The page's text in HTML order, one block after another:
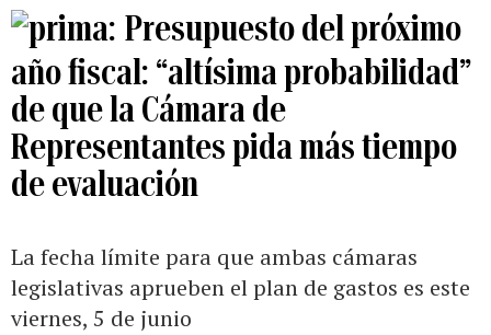
Presupuesto del próximo
año fiscal: “altísima probabilidad”
de que la Cámara de
Representantes pida más tiempo
de evaluación
La fecha límite para que ambas cámaras
legislativas aprueben el plan de gastos es este
viernes, 5 de junio